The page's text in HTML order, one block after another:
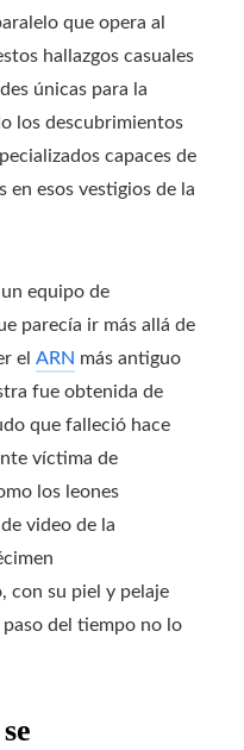
que opera al
hallazgos casuales
únicas para la
los descubrimientos
capaces de
en esos vestigios de la
equipo de
parecía ir más allá de
el ARN más antiguo
fue obtenida de
que falleció hace
víctima de
los leones
video de la
con su piel y pelaje
del tiempo no lo